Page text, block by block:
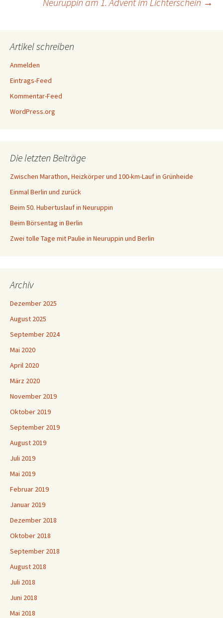
Artikel schreiben
Anmelden
Eintrags-Feed
Kommentar-Feed
WordPress.org
Die letzten Beiträge
Zwischen Marathon, Heizkörper und 100-km-Lauf in Grünheide
Einmal Berlin und zurück
Beim 50. Hubertuslauf in Neuruppin
Beim Börsentag in Berlin
Zwei tolle Tage mit Paulie in Neuruppin und Berlin
Archiv
Dezember 2025
August 2025
September 2024
Mai 2020
April 2020
März 2020
November 2019
Oktober 2019
September 2019
August 2019
Juli 2019
Mai 2019
Februar 2019
Januar 2019
Dezember 2018
Oktober 2018
September 2018
August 2018
Juli 2018
Juni 2018
Mai 2018